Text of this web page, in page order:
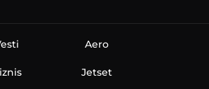
Aero
Jetset